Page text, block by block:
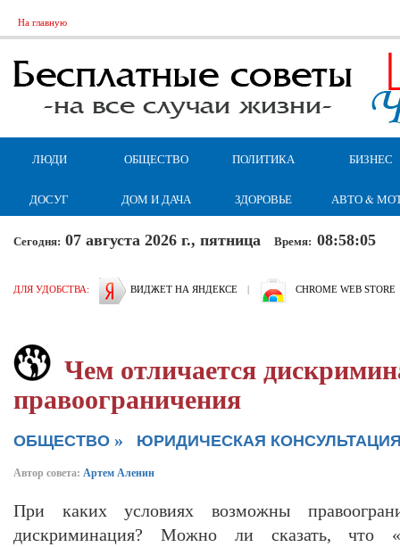
На главную
ЛЮДИ ОБЩЕСТВО ПОЛИТИКА БИЗНЕС
ДОСУГ ДОМ И ДАЧА ЗДОРОВЬЕ АВТО &
Сегодня: 07 августа 2026 г., пятница Время: 08:58:06
ДЛЯ УДОБСТВА: ВИДЖЕТ НА ЯНДЕКСЕ | CHROME WEB STORE
Чем отличается
правоограничения
ОБЩЕСТВО » ЮРИДИЧЕСКАЯ
Автор совета: Артем Аленин
При каких условиях возможны
дискриминация? Можно ли сказать, что